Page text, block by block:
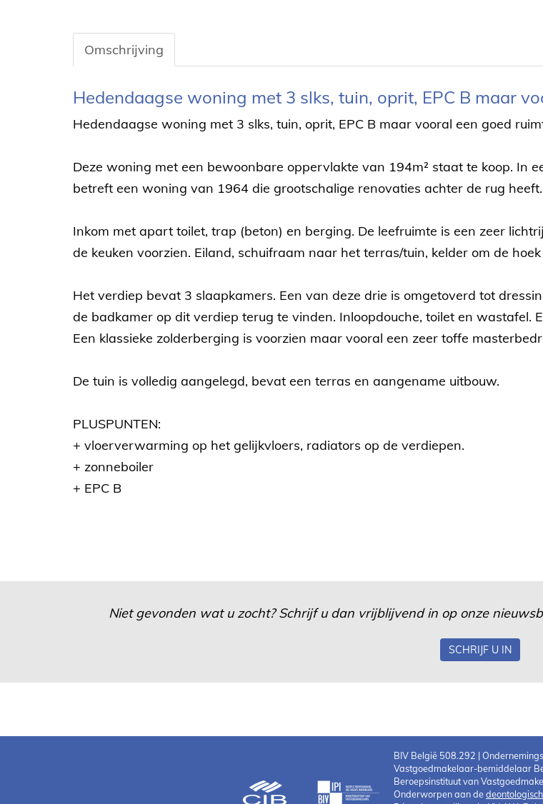
Omschrijving
Omschrijving
Hedendaagse woning met 3 slks, tuin, oprit, EPC B maar
Hedendaagse woning met 3 slks, tuin, oprit, EPC B maar vooral een goed
Deze woning met een bewoonbare oppervlakte van 194m² staat te koop. In
betreft een woning van 1964 die grootschalige renovaties achter de rug heeft.
Inkom met apart toilet, trap (beton) en berging. De leefruimte is een zeer
de keuken voorzien. Eiland, schuifraam naar het terras/tuin, kelder om de
Het verdiep bevat 3 slaapkamers. Een van deze drie is omgetoverd tot
de badkamer op dit verdiep terug te vinden. Inloopdouche, toilet en
Een klassieke zolderberging is voorzien maar vooral een zeer toffe
De tuin is volledig aangelegd, bevat een terras en aangename uitbouw.
PLUSPUNTEN:
+ vloerverwarming op het gelijkvloers, radiators op de verdiepen.
+ zonneboiler
+ EPC B
Niet gevonden wat u zocht? Schrijf u dan vrijblijvend in op onze
SCHRIJF U IN
BIV België 508.292 |
Vastgoedmakelaar-bemiddelaar
Beroepsinstituut van
Onderworpen aan de